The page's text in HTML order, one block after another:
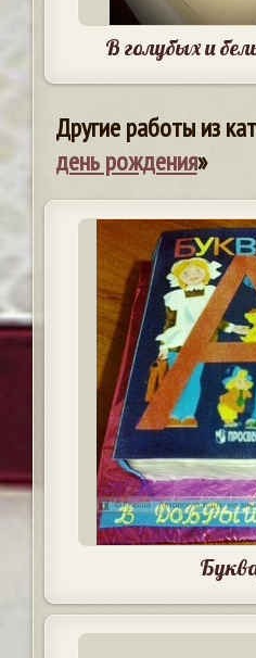
В голубых и
Другие работы из
день рождения»